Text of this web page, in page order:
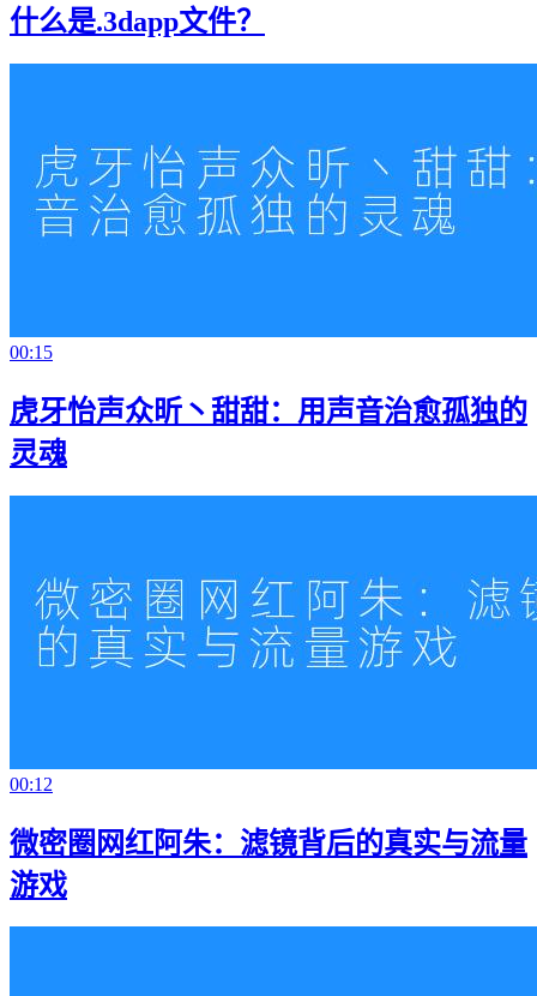
什么是.3dapp文件？
00:15
虎牙怡声众昕丶甜甜：用声音治愈孤独的
灵魂
00:12
微密圈网红阿朱：滤镜背后的真实与流量
游戏